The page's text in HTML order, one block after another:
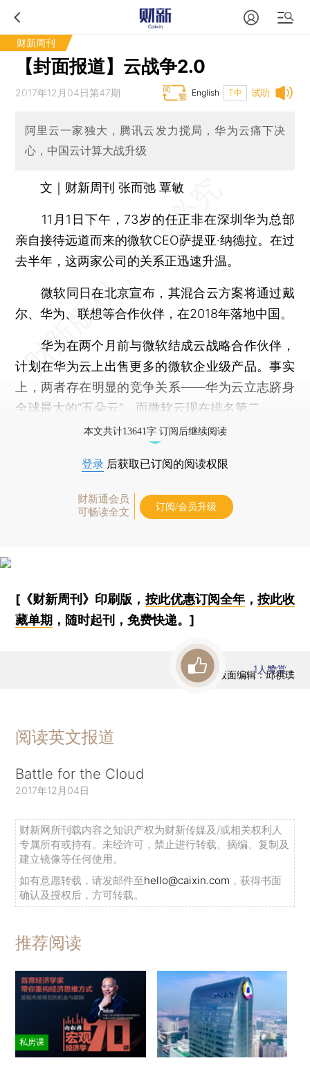
财新周刊
【封面报道】云战争2.0
试听
2017年12月04日第47期 T中
English
阿里云一家独大，腾讯云发力搅局，华为云痛下决
心，中国云计算大战升级
文｜财新周刊 张而弛 覃敏
11月1日下午，73岁的任正非在深圳华为总部
亲自接待远道而来的微软CEO萨提亚·纳德拉。在过
去半年，这两家公司的关系正迅速升温。
微软同日在北京宣布，其混合云方案将通过戴
尔、华为、联想等合作伙伴，在2018年落地中国。
华为在两个月前与微软结成云战略合作伙伴，
计划在华为云上出售更多的微软企业级产品。事实
上，两者存在明显的竞争关系——华为云立志跻身
全球最大的“五朵云”，而微软云现在排名第二。
本文共计13641字 订阅后继续阅读
登录 后获取已订阅的阅读权限
财新通会员
可畅读全文
订阅/会员升级
[《财新周刊》印刷版， 按此优惠订阅全年， 按此收
藏单期 ，随时起刊，免费快递。]
版面编辑：邱祺璞
1人赞赏
阅读英文报道
Battle for the Cloud
2017年12月04日
财新网所刊载内容之知识产权为财新传媒及/或相关权利人
专属所有或持有。未经许可，禁止进行转载、摘编、复制及
建立镜像等任何使用。
如有意愿转载，请发邮件至hello@caixin.com ，获得书面
确认及授权后，方可转载。
推荐阅读
私房课